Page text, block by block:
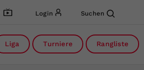
Login Suchen
Liga Turniere Rangliste